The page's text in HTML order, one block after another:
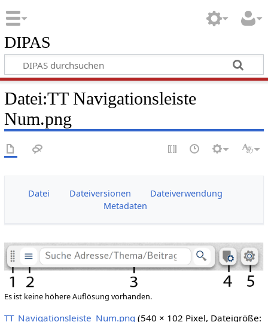
DIPAS
Datei:TT Navigationsleiste
Num.png
Datei Dateiversionen
Dateiverwendung
Metadaten
Es ist keine höhere Auflösung vorhanden.
TT_Navigationsleiste_Num.png (540 × 102 Pixel, Dateigröße: